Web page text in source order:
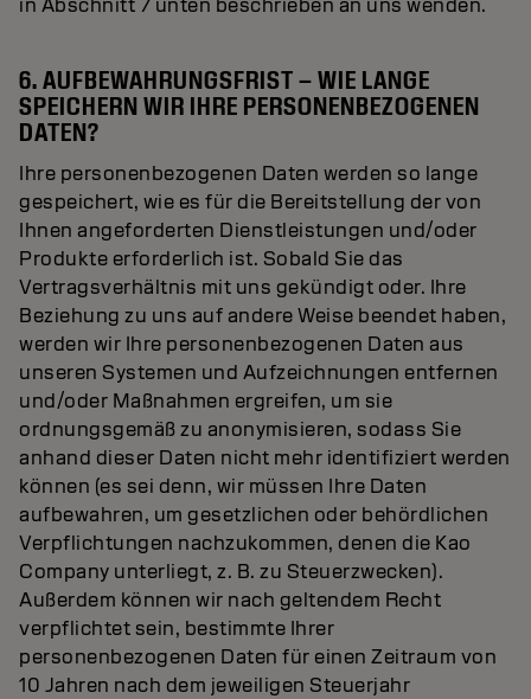
in Abschnitt 7 unten beschrieben an uns wenden.
6. AUFBEWAHRUNGSFRIST – WIE LANGE
SPEICHERN WIR IHRE PERSONENBEZOGENEN
DATEN?
Ihre personenbezogenen Daten werden so lange
gespeichert, wie es für die Bereitstellung der von
Ihnen angeforderten Dienstleistungen und/oder
Produkte erforderlich ist. Sobald Sie das
Vertragsverhältnis mit uns gekündigt oder. Ihre
Beziehung zu uns auf andere Weise beendet haben,
werden wir Ihre personenbezogenen Daten aus
unseren Systemen und Aufzeichnungen entfernen
und/oder Maßnahmen ergreifen, um sie
ordnungsgemäß zu anonymisieren, sodass Sie
anhand dieser Daten nicht mehr identifiziert werden
können (es sei denn, wir müssen Ihre Daten
aufbewahren, um gesetzlichen oder behördlichen
Verpflichtungen nachzukommen, denen die Kao
Company unterliegt, z. B. zu Steuerzwecken).
Außerdem können wir nach geltendem Recht
verpflichtet sein, bestimmte Ihrer
personenbezogenen Daten für einen Zeitraum von
10 Jahren nach dem jeweiligen Steuerjahr